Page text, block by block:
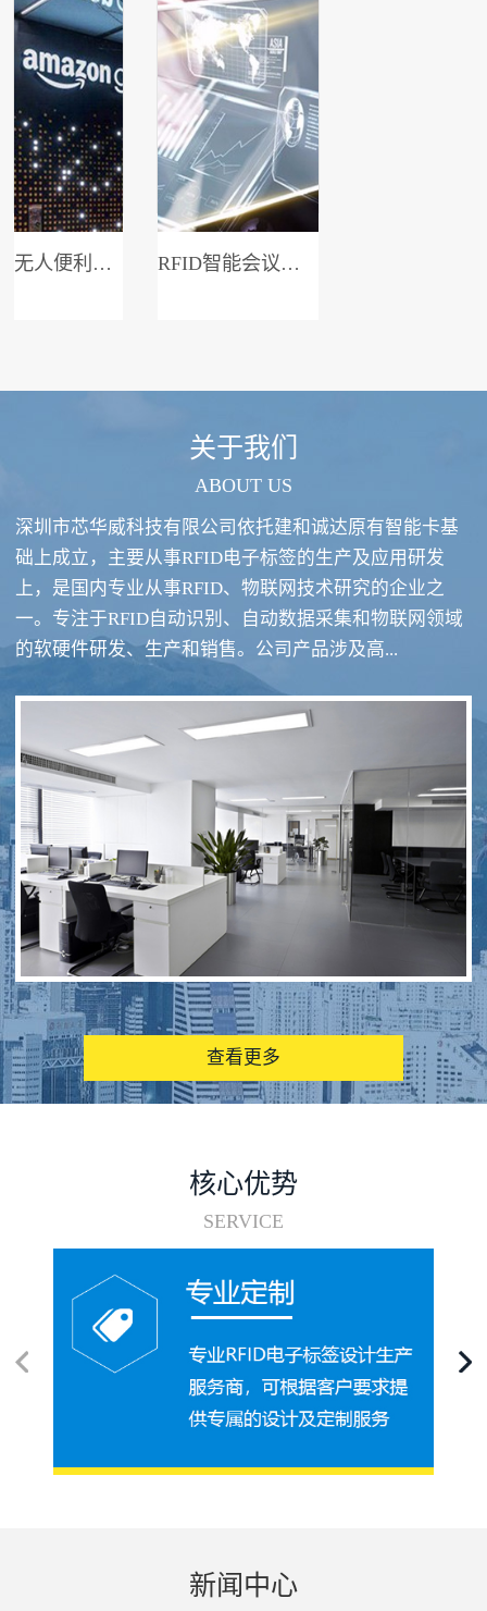
无人便利店系统 RFID智能会议签到系统
RFID酒类防伪系统方案 RFID智慧食堂系统
图书馆RFID电子标签管理系统
关于我们
ABOUT US
深圳市芯华威科技有限公司依托建和诚达原有智能卡基
础上成立，主要从事RFID电子标签的生产及应用研发
上，是国内专业从事RFID、物联网技术研究的企业之
一。专注于RFID自动识别、自动数据采集和物联网领域
的软硬件研发、生产和销售。公司产品涉及高...
查看更多
核心优势
SERVICE
新闻中心